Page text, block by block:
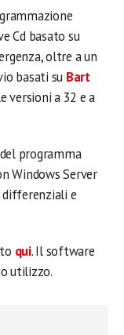
Cd basato su
oltre a un
basati su Bart
versioni a 32 e a
programma
Windows Server
differenziali e
qui. Il software
utilizzo.